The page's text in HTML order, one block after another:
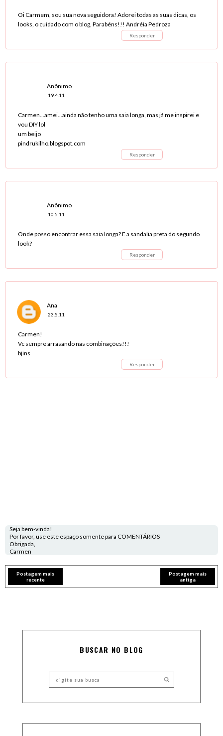
Oi Carmem, sou sua nova seguidora! Adorei todas as suas dicas, os
looks, o cuidado com o blog, Parabéns!!! Andréia Pedroza
Responder
Anônimo
19.4.11
Carmen...amei...ainda não tenho uma saia longa, mas já me inspirei e
vou DIY lol
um beijo
pindrukilho.blogspot.com
Responder
Anônimo
10.5.11
Onde posso encontrar essa saia longa? E a sandalia preta do segundo
look?
Responder
Ana
23.5.11
Carmen!
Vc sempre arrasando nas combinações!!!
bjins
Responder
Seja bem-vinda!
Por favor, use este espaço somente para COMENTÁRIOS
Obrigada,
Carmen
Postagem mais
recente
Postagem mais
antiga
BUSCAR NO BLOG